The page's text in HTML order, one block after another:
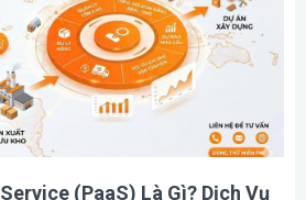
(PaaS) Là Gì? Dịch Vụ